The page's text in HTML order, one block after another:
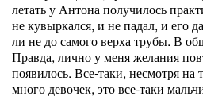
летать у Антона получилось
не кувыркался, и не падал, и его
ли не до самого верха трубы. В
Правда, лично у меня желания
появилось. Все-таки, несмотря на
много девочек, это все-таки